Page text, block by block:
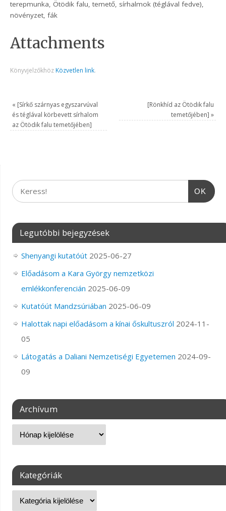
terepmunka, Ötödik falu, temető, sírhalmok (téglával fedve),
növényzet, fák
Attachments
Könyvjelzőkhöz Közvetlen link.
« [Sírkő szárnyas egyszarvúval
és téglával körbevett sírhalom
az Ötödik falu temetőjében]
[Rönkhíd az Ötödik falu
temetőjében] »
OK
Legutóbbi bejegyzések
Shenyangi kutatóút 2025-06-27
Előadásom a Kara György nemzetközi
emlékkonferencián 2025-06-09
Kutatóút Mandzsúriában 2025-06-09
Halottak napi előadásom a kínai őskultuszról 2024-11-
05
Látogatás a Daliani Nemzetiségi Egyetemen 2024-09-
09
Archívum
Kategóriák